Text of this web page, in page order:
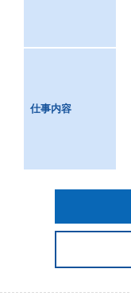
仕事内容